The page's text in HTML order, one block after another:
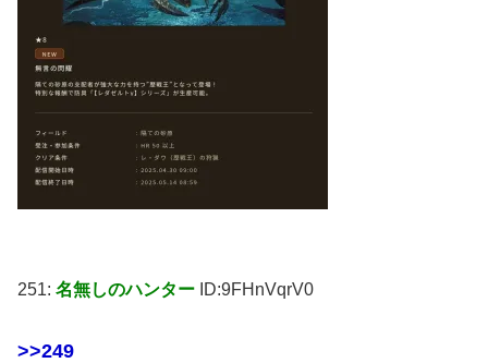
251: 名無しのハンター ID:9FHnVqrV0
>>249